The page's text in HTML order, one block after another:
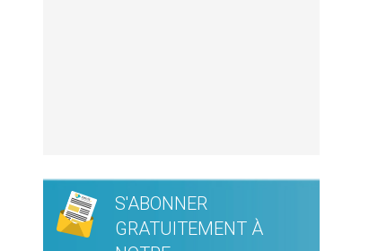
S'ABONNER
GRATUITEMENT À